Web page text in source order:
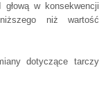
w konsekwencji
niż wartość
dotyczące tarczy